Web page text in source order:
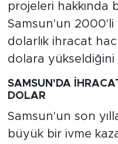
projeleri hakkında
Samsun'un 2000'li
dolarlık ihracat
dolara yükseldiğini
SAMSUN'DA
DOLAR
Samsun'un son
büyük bir ivme